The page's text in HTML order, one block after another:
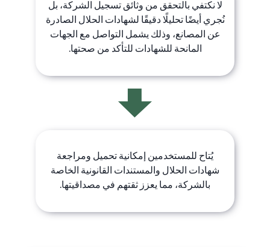
لا نكتفي بالتحقق من وثائق تسجيل الشركة، بل
نُجري أيضًا تحليلًا دقيقًا لشهادات الحلال الصادرة
عن المصانع، وذلك يشمل التواصل مع الجهات
المانحة للشهادات للتأكد من صحتها.
يُتاح للمستخدمين إمكانية تحميل ومراجعة
شهادات الحلال والمستندات القانونية الخاصة
بالشركة، مما يعزز ثقتهم في مصداقيتها.